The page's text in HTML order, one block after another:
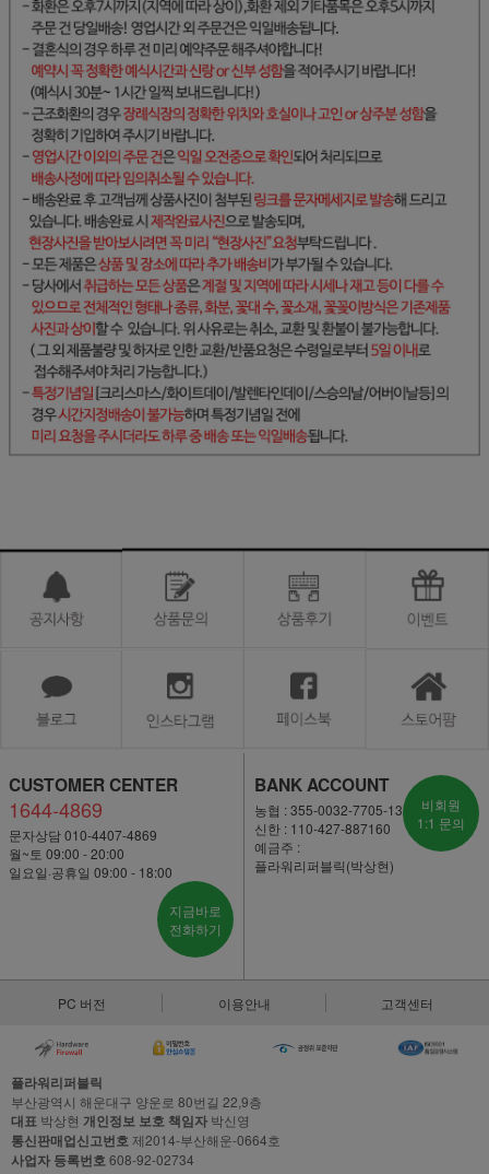
CUSTOMER CENTER
1644-4869
문자상담 010-4407-4869
월~토 09:00 - 20:00
일요일·공휴일 09:00 - 18:00
지금바로
전화하기
BANK ACCOUNT
농협 : 355-0032-7705-13
신한 : 110-427-887160
예금주 :
플라워리퍼블릭(박상현)
비회원
1:1 문의
PC 버전 이용안내 고객센터
플라워리퍼블릭
부산광역시 해운대구 양운로 80번길 22,9층
대표 박상현 개인정보 보호 책임자 박신영
통신판매업신고번호제2014-부산해운-0664호
사업자 등록번호608-92-02734